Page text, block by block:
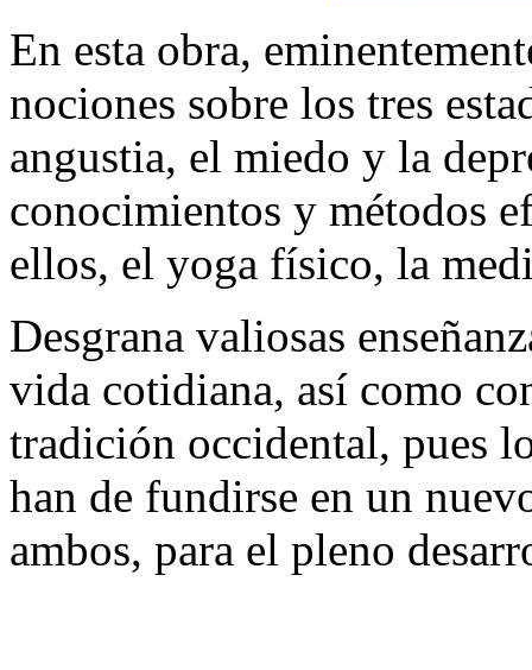
En esta obra,
nociones sobre los tres
angustia, el miedo y la
conocimientos y métodos
ellos, el yoga físico, la
Desgrana valiosas
vida cotidiana, así como
tradición occidental, pues
han de fundirse en un
ambos, para el pleno